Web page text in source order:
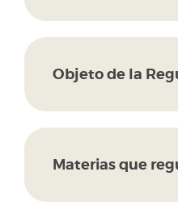
Objeto de la
Materias que